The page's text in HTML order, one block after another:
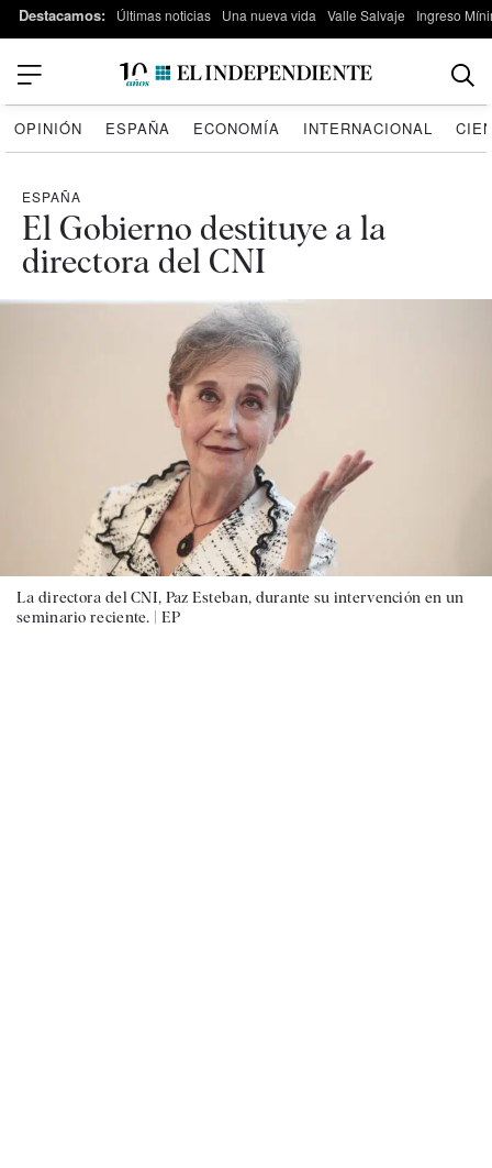
Destacamos: Últimas noticias Una nueva vida Valle Salvaje Ingreso
OPINIÓN ESPAÑA ECONOMÍA INTERNACIONAL
ESPAÑA
El Gobierno destituye a la
directora del CNI
La directora del CNI, Paz Esteban, durante su intervención en un
seminario reciente. | EP